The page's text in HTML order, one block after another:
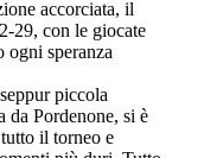
accorciata, il
29, con le giocate
ogni speranza
piccola
da Pordenone, si è
il torneo e